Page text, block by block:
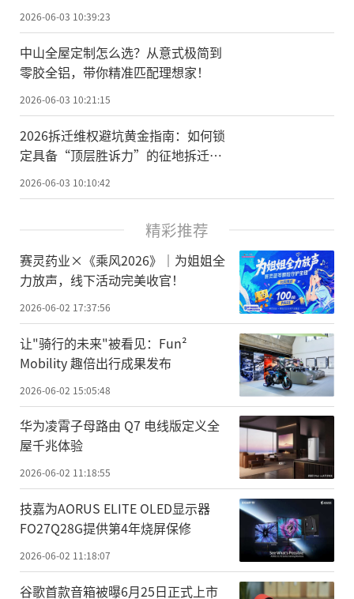
2026-06-03 10:39:23
中山全屋定制怎么选？从意式极简到
零胶全铝，带你精准匹配理想家！
2026-06-03 10:21:15
2026拆迁维权避坑黄金指南：如何锁
定具备“顶层胜诉力”的征地拆迁律
师？
2026-06-03 10:10:42
精彩推荐
赛灵药业×《乘风2026》｜为姐姐全
力放声，线下活动完美收官！
2026-06-02 17:37:56
让"骑行的未来"被看见：Fun²
Mobility 趣倍出行成果发布
2026-06-02 15:05:48
华为凌霄子母路由 Q7 电线版定义全
屋千兆体验
2026-06-02 11:18:55
技嘉为AORUS ELITE OLED显示器
FO27Q28G提供第4年烧屏保修
2026-06-02 11:18:07
谷歌首款音箱被曝6月25日正式上市